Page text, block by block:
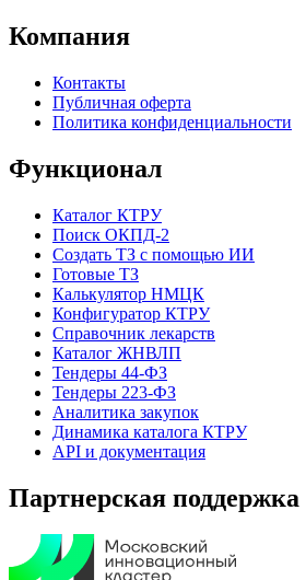
Компания
Контакты
Публичная оферта
Политика конфиденциальности
Функционал
Каталог КТРУ
Поиск ОКПД-2
Создать ТЗ с помощью ИИ
Готовые ТЗ
Калькулятор НМЦК
Конфигуратор КТРУ
Справочник лекарств
Каталог ЖНВЛП
Тендеры 44-ФЗ
Тендеры 223-ФЗ
Аналитика закупок
Динамика каталога КТРУ
API и документация
Партнерская поддержка